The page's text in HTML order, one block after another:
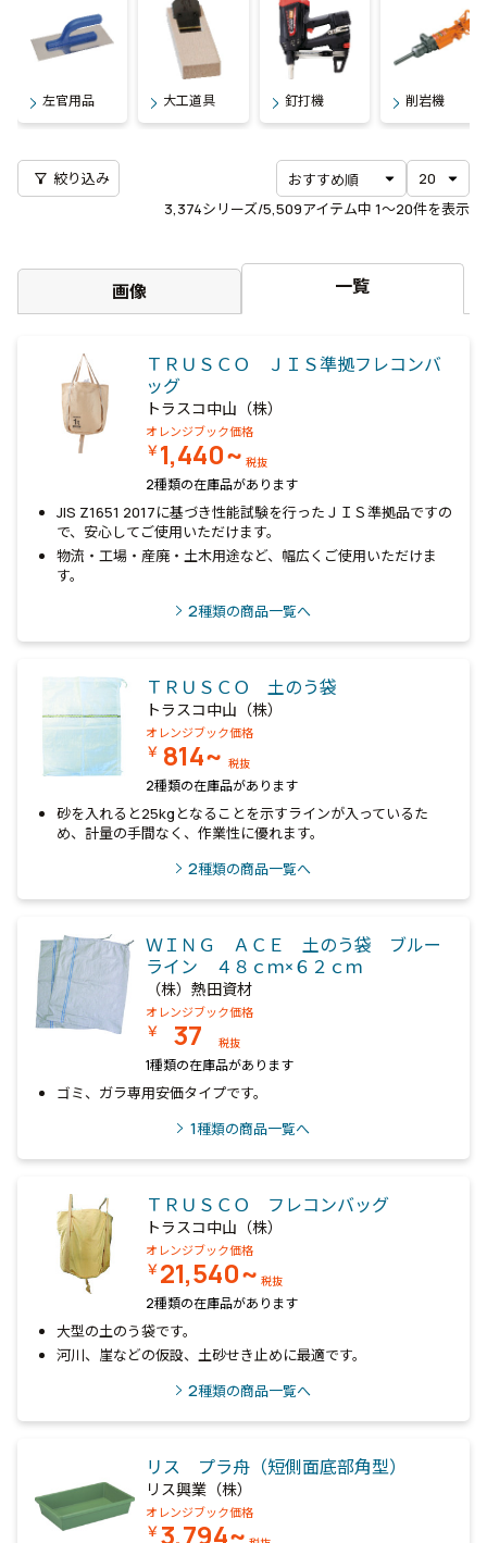
左官用品 大工道具 釘打機 削岩機
3,374シリーズ/5,509アイテム中 1〜20件を表示
filter_alt 絞り込み
画像 一覧
ＴＲＵＳＣＯ ＪＩＳ準拠フレコンバ
ッグ
トラスコ中山（株）
オレンジブック価格
￥1,440~ 税抜
2種類の在庫品があります
JIS Z1651 2017に基づき性能試験を行ったＪＩＳ準拠品ですの
で、安心してご使用いただけます。
物流・工場・産廃・土木用途など、幅広くご使用いただけま
す。
2種類の商品一覧へ
ＴＲＵＳＣＯ 土のう袋
トラスコ中山（株）
オレンジブック価格
￥ 814~ 税抜
2種類の在庫品があります
砂を入れると25kgとなることを示すラインが入っているた
め、計量の手間なく、作業性に優れます。
2種類の商品一覧へ
ＷＩＮＧ ＡＣＥ 土のう袋 ブルー
ライン ４８ｃｍ×６２ｃｍ
（株）熱田資材
オレンジブック価格
￥ 37 税抜
1種類の在庫品があります
ゴミ、ガラ専用安価タイプです。
1種類の商品一覧へ
ＴＲＵＳＣＯ フレコンバッグ
トラスコ中山（株）
オレンジブック価格
￥21,540~ 税抜
2種類の在庫品があります
大型の土のう袋です。
河川、崖などの仮設、土砂せき止めに最適です。
2種類の商品一覧へ
リス プラ舟（短側面底部角型）
リス興業（株）
オレンジブック価格
￥3,794~